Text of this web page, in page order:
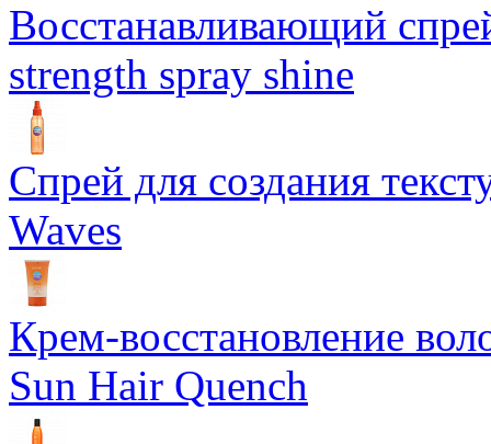
Восстанавливающий
strength spray shine
Спрей для создания
Waves
Крем-восстановление
Sun Hair Quench